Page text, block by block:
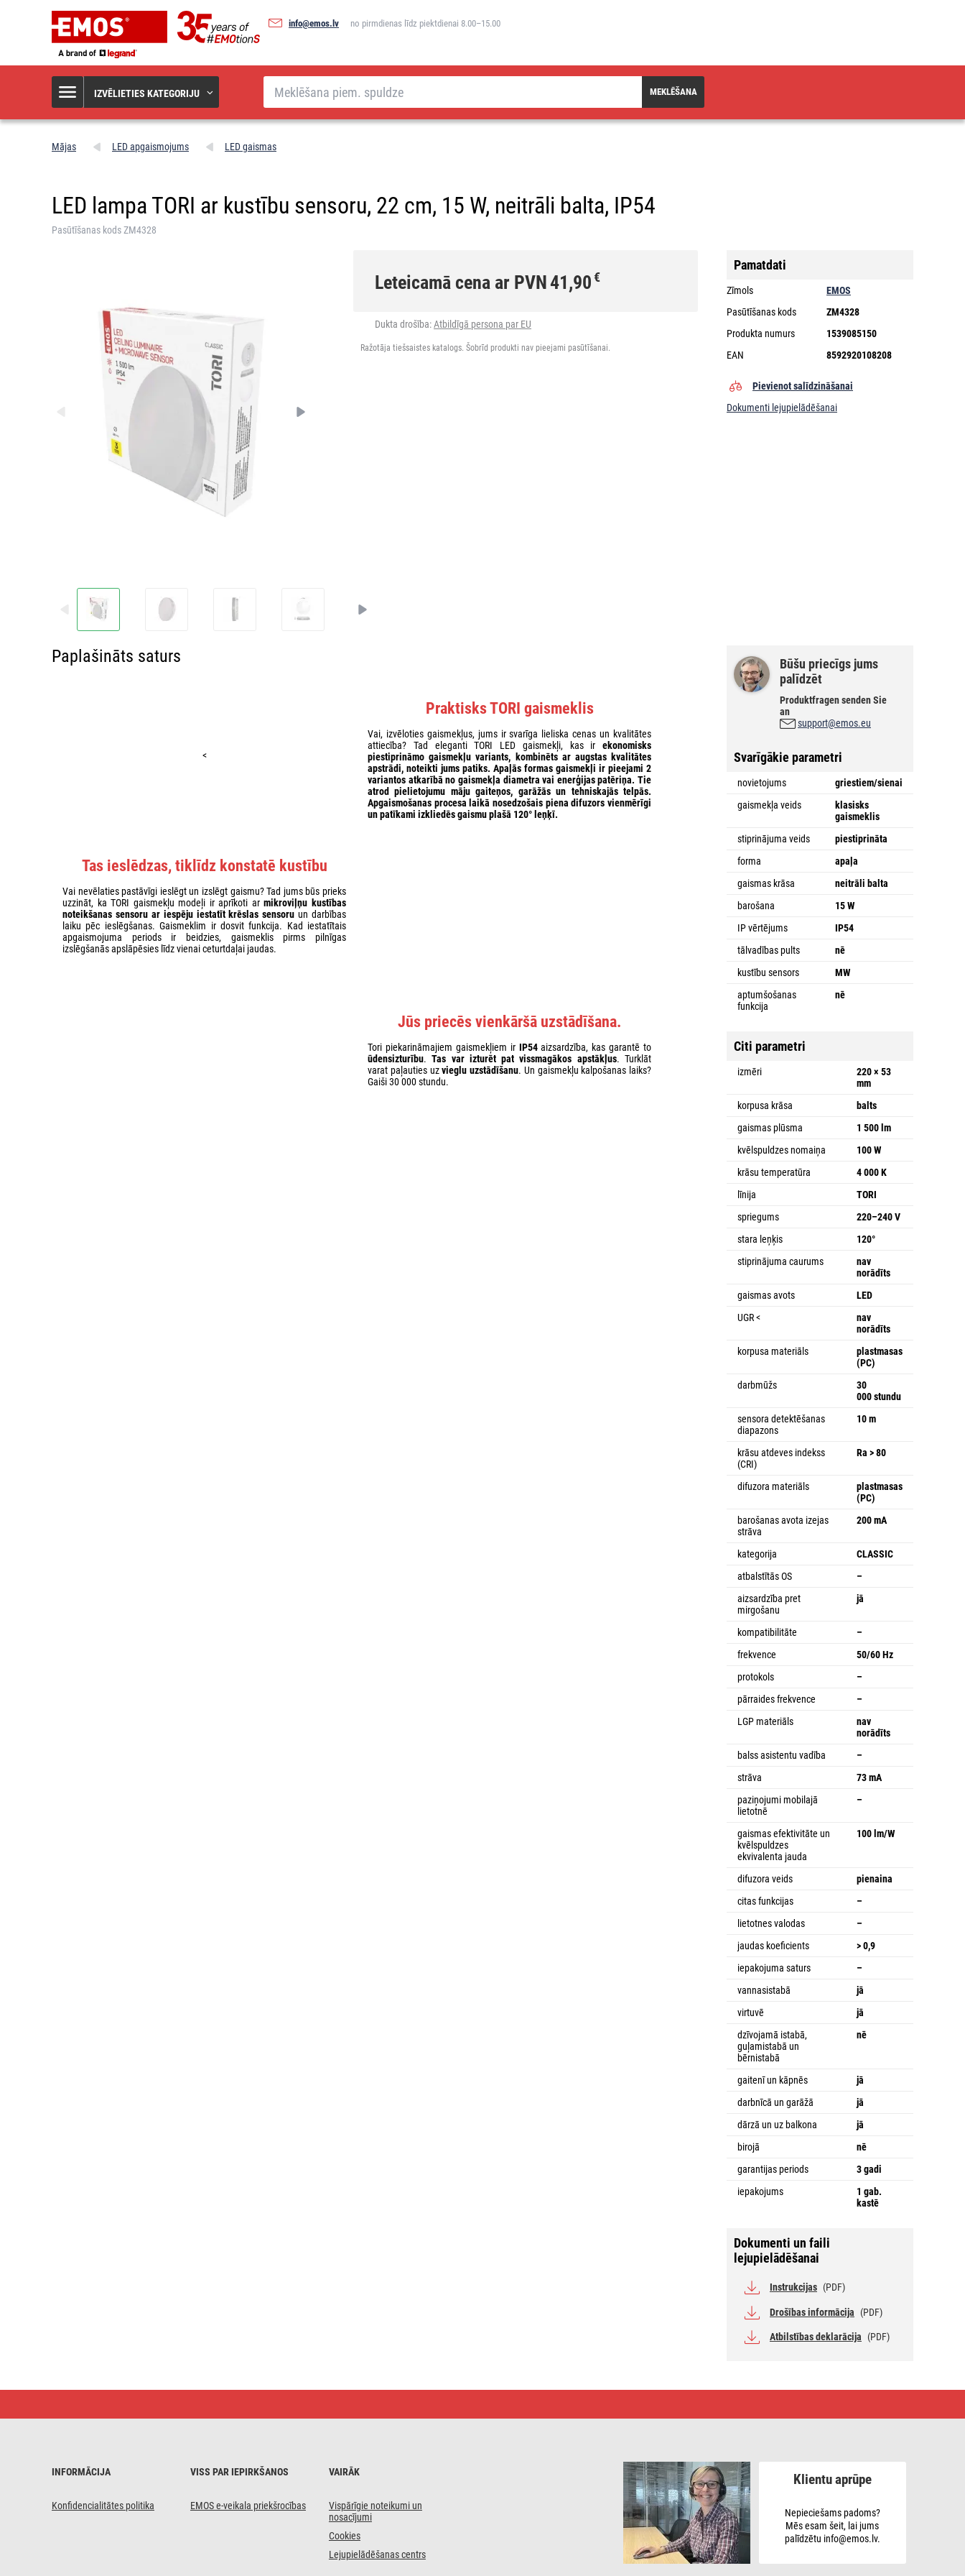
info@emos.lv no pirmdienas līdz piektdienai 8.00–15.00
IZVĒLIETIES KATEGORIJU
Meklēšana
MEKLĒŠANA
Mājas LED apgaismojums LED gaismas
LED lampa TORI ar kustību sensoru, 22 cm, 15 W, neitrāli balta, IP54
Pasūtīšanas kods ZM4328
Leteicamā cena ar PVN41,90€
Dukta drošība:Atbildīgā persona par EU
Ražotāja tiešsaistes katalogs. Šobrīd produkti nav pieejami pasūtīšanai.
Pamatdati
Zīmols
EMOS
Pasūtīšanas kods
ZM4328
Produkta numurs
1539085150
EAN
8592920108208
Pievienot salīdzināšanai
Dokumenti lejupielādēšanai
Paplašināts saturs
<
Praktisks TORI gaismeklis
Vai, izvēloties gaismekļus, jums ir svarīga lieliska cenas un kvalitātes
attiecība? Tad eleganti TORI LED gaismekļi, kas ir ekonomisks
piestiprināmo gaismekļuvariants, kombinēts ar augstas kvalitātes
apstrādi, noteikti jums patiks. Apaļās formas gaismekļi ir pieejami 2
variantos atkarībā no gaismekļa diametra vai enerģijas patēriņa. Tie
atrod pielietojumu māju gaiteņos, garāžās un tehniskajās telpās.
Apgaismošanas procesa laikā nosedzošais piena difuzors vienmērīgi
un patīkami izkliedēs gaismu plašā 120° leņķī.
Tas ieslēdzas, tiklīdz konstatē kustību
Vai nevēlaties pastāvīgi ieslēgt un izslēgt gaismu? Tad jums būs prieks
uzzināt, ka TORI gaismekļu modeļi ir aprīkoti armikroviļņu kustības
noteikšanas sensoru ar iespēju iestatīt krēslas sensoru un darbības
laiku pēc ieslēgšanas. Gaismeklim ir dosvit funkcija. Kad iestatītais
apgaismojuma periods ir beidzies, gaismeklis pirms pilnīgas
izslēgšanās apslāpēsies līdz vienai ceturtdaļai jaudas.
Jūs priecēs vienkāršā uzstādīšana.
Tori piekarināmajiem gaismekļiem ir IP54aizsardzība, kas garantē to
ūdensizturību.Tas var izturēt pat vissmagākos apstākļus. Turklāt
varat paļauties uzvieglu uzstādīšanu. Un gaismekļu kalpošanas laiks?
Gaiši 30 000 stundu.
Būšu priecīgs jums
palīdzēt
Produktfragen senden Sie
an
support@emos.eu
Svarīgākie parametri
novietojums
griestiem/sienai
gaismekļa veids
klasisks
gaismeklis
stiprinājuma veids
piestiprināta
forma
apaļa
gaismas krāsa
neitrāli balta
barošana
15 W
IP vērtējums
IP54
tālvadības pults
nē
kustību sensors
MW
aptumšošanas
funkcija
nē
Citi parametri
izmēri
220 × 53
mm
korpusa krāsa
balts
gaismas plūsma
1 500 lm
kvēlspuldzes nomaiņa
100 W
krāsu temperatūra
4 000 K
līnija
TORI
spriegums
220–240 V
stara leņķis
120°
stiprinājuma caurums
nav
norādīts
gaismas avots
LED
UGR <
nav
norādīts
korpusa materiāls
plastmasas
(PC)
darbmūžs
30
000 stundu
sensora detektēšanas
diapazons
10 m
krāsu atdeves indekss
(CRI)
Ra > 80
difuzora materiāls
plastmasas
(PC)
barošanas avota izejas
strāva
200 mA
kategorija
CLASSIC
atbalstītās OS
–
aizsardzība pret
mirgošanu
jā
kompatibilitāte
–
frekvence
50/60 Hz
protokols
–
pārraides frekvence
–
LGP materiāls
nav
norādīts
balss asistentu vadība
–
strāva
73 mA
paziņojumi mobilajā
lietotnē
–
gaismas efektivitāte un
kvēlspuldzes
ekvivalenta jauda
100 lm/W
difuzora veids
pienaina
citas funkcijas
–
lietotnes valodas
–
jaudas koeficients
> 0,9
iepakojuma saturs
–
vannasistabā
jā
virtuvē
jā
dzīvojamā istabā,
guļamistabā un
bērnistabā
nē
gaitenī un kāpnēs
jā
darbnīcā un garāžā
jā
dārzā un uz balkona
jā
birojā
nē
garantijas periods
3 gadi
iepakojums
1 gab.
kastē
Dokumenti un faili
lejupielādēšanai
Instrukcijas (PDF)
Drošības informācija (PDF)
Atbilstības deklarācija (PDF)
TORI
INFORMĀCIJA
Konfidencialitātes politika
VISS PAR IEPIRKŠANOS
EMOS e-veikala priekšrocības
VAIRĀK
Vispārīgie noteikumi un
nosacījumi
Cookies
Lejupielādēšanas centrs
Klientu aprūpe
Nepieciešams padoms?
Mēs esam šeit, lai jums
palīdzētu info@emos.lv.